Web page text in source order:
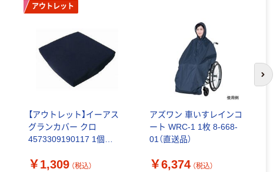
アウトレット
【アウトレット】イーアス
グランカバー クロ
4573309190117 1個
￥1,309 （税込）
アズワン 車いすレインコ
ート WRC-1 1枚 8-668-
01（直送品）
￥6,374 （税込）
次